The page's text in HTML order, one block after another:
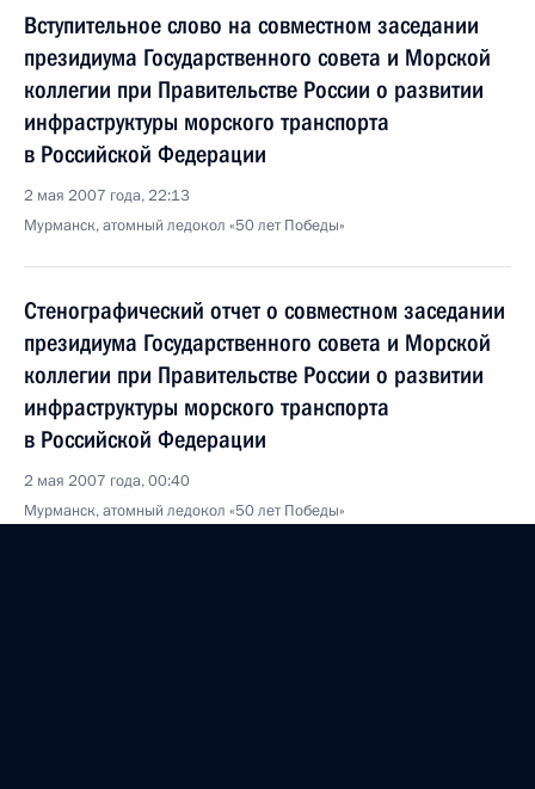
Вступительное слово на совместном заседании
президиума Государственного совета и Морской
коллегии при Правительстве России о развитии
инфраструктуры морского транспорта
в Российской Федерации
2 мая 2007 года, 22:13
Мурманск, атомный ледокол «50 лет Победы»
Стенографический отчет о совместном заседании
президиума Государственного совета и Морской
коллегии при Правительстве России о развитии
инфраструктуры морского транспорта
в Российской Федерации
2 мая 2007 года, 00:40
Мурманск, атомный ледокол «50 лет Победы»